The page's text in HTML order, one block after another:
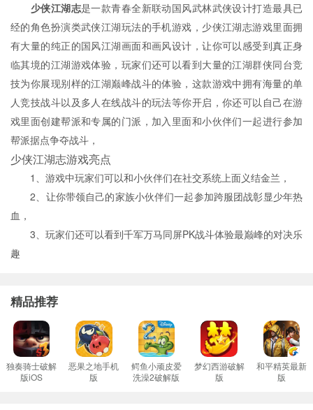
少侠江湖志是一款青春全新联动国风武林武侠设计打造最具已
经的角色扮演类武侠江湖玩法的手机游戏，少侠江湖志游戏里面拥
有大量的纯正的国风江湖画面和画风设计，让你可以感受到真正身
临其境的江湖游戏体验，玩家们还可以看到大量的江湖群侠同台竞
技为你展现别样的江湖巅峰战斗的体验，这款游戏中拥有海量的单
人竞技战斗以及多人在线战斗的玩法等你开启，你还可以自己在游
戏里面创建帮派和专属的门派，加入里面和小伙伴们一起进行参加
帮派据点争夺战斗，
少侠江湖志游戏亮点
1、游戏中玩家们可以和小伙伴们在社交系统上面义结金兰，
2、让你带领自己的家族小伙伴们一起参加跨服团战彰显少年热
血，
3、玩家们还可以看到千军万马同屏PK战斗体验最巅峰的对决乐
趣
精品推荐
独奏骑士破解
版iOS
恶果之地手机
版
鳄鱼小顽皮爱
洗澡2破解版
梦幻西游破解
版
和平精英最新
版